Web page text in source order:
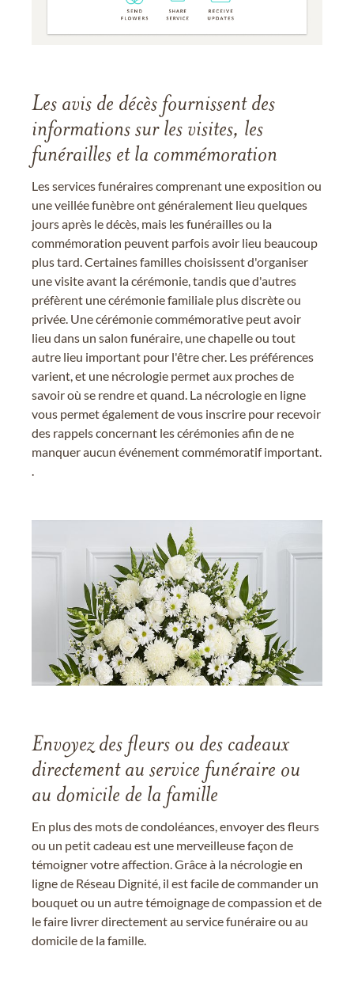
Les avis de décès fournissent des
informations sur les visites, les
funérailles et la commémoration
Les services funéraires comprenant une exposition ou
une veillée funèbre ont généralement lieu quelques
jours après le décès, mais les funérailles ou la
commémoration peuvent parfois avoir lieu beaucoup
plus tard. Certaines familles choisissent d'organiser
une visite avant la cérémonie, tandis que d'autres
préfèrent une cérémonie familiale plus discrète ou
privée. Une cérémonie commémorative peut avoir
lieu dans un salon funéraire, une chapelle ou tout
autre lieu important pour l'être cher. Les préférences
varient, et une nécrologie permet aux proches de
savoir où se rendre et quand. La nécrologie en ligne
vous permet également de vous inscrire pour recevoir
des rappels concernant les cérémonies afin de ne
manquer aucun événement commémoratif important.
Envoyez des fleurs ou des cadeaux
directement au service funéraire ou
au domicile de la famille
En plus des mots de condoléances, envoyer des fleurs
ou un petit cadeau est une merveilleuse façon de
témoigner votre affection. Grâce à la nécrologie en
ligne de Réseau Dignité, il est facile de commander un
bouquet ou un autre témoignage de compassion et de
le faire livrer directement au service funéraire ou au
domicile de la famille.